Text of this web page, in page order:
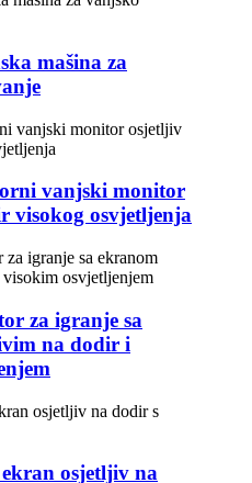
mašina za
vanjski monitor
visokog osvjetljenja
za igranje sa
na dodir i
osjetljiv na